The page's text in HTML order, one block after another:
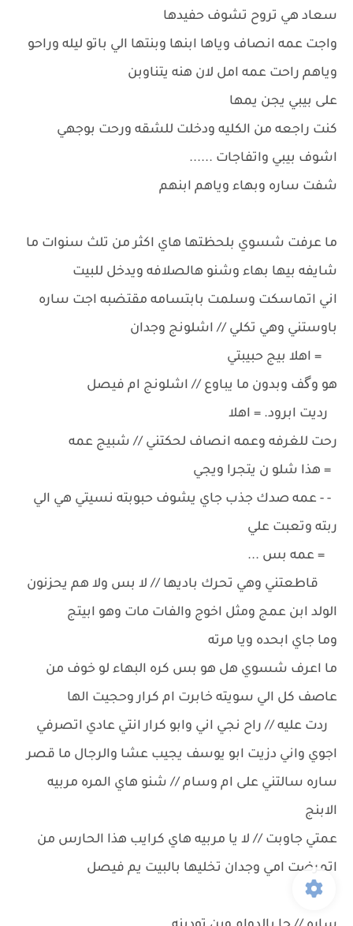
سعاد هي تروح تشوف حفيدها
واجت عمه انصاف وياها ابنها وبنتها الي باتو ليله وراحو
وياهم راحت عمه امل لان هنه يتناوبن
على بيبي يجن يمها
كنت راجعه من الكليه ودخلت للشقه ورحت بوجهي
اشوف بيبي واتفاجات ......
شفت ساره وبهاء وياهم ابنهم
ما عرفت شسوي بلحظتها هاي اكثر من تلث سنوات ما
شايفه بيها بهاء وشنو هالصلافه ويدخل للبيت
اني اتماسكت وسلمت بابتسامه مقتضبه اجت ساره
باوستني وهي تكلي // اشلونج وجدان
= اهلا بيج حبيبتي
هو وگف وبدون ما يباوع // اشلونج ام فيصل
رديت ابرود. = اهلا
رحت للغرفه وعمه انصاف لحكتني // شبيج عمه
= هذا شلو ن يتجرا ويجي
- - عمه صدك جذب جاي يشوف حبوبته نسيتي هي الي
ربته وتعبت علي
= عمه بس ...
قاطعتني وهي تحرك باديها // لا بس ولا هم يحزنون
الولد ابن عمج ومثل اخوج والفات مات وهو ابيتج
وما جاي ابحده ويا مرته
ما اعرف شسوي هل هو بس كره البهاء لو خوف من
عاصف كل الي سويته خابرت ام كرار وحجيت الها
ردت عليه // راح نجي اني وابو كرار انتي عادي اتصرفي
اجوي واني دزيت ابو يوسف يجيب عشا والرجال ما قصر
ساره سالتني على ام وسام // شنو هاي المره مربيه
الابنج
عمتي جاوبت // لا يا مربيه هاي كرايب هذا الحارس من
اتمرضت امي وجدان تخليها بالبيت يم فيصل